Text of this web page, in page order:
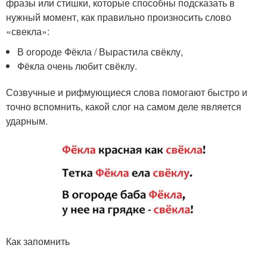
нужный момент, как правильно произносить слово
«свекла»:
В огороде Фёкла / Вырастила свёклу,
Фёкла очень любит свёклу.
Созвучные и рифмующиеся слова помогают быстро и
точно вспомнить, какой слог на самом деле является
ударным.
Как запомнить